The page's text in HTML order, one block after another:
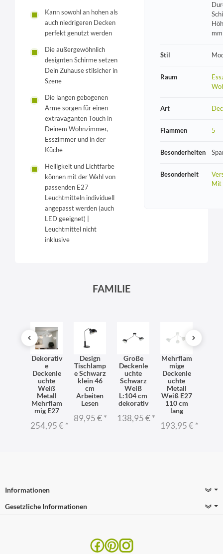
Kann sowohl an hohen als
auch niedrigeren Decken
perfekt genutzt werden
Die außergewöhnlich
designten Schirme setzen
Dein Zuhause stilsicher in
Szene
Die langen gebogenen
Arme sorgen für einen
extravaganten Touch in
Deinem Wohnzimmer,
Esszimmer und in der
Küche
Helligkeit und Lichtfarbe
können mit der Wahl von
passenden E27
Leuchtmitteln individuell
angepasst werden (auch
LED geeignet) |
Leuchtmittel nicht
inklusive
mm
Stil
Raum
Art
Flammen 5
Besonderheiten
Besonderheit
Mit
FAMILIE
Dekorativ
e
Deckenle
uchte
Weiß
Metall
Mehrflam
mig E27
254,95 €*
Design
Tischlamp
e Schwarz
klein 46
cm
Arbeiten
Lesen
89,95 €*
Große
Deckenle
uchte
Schwarz
Weiß
L:104 cm
dekorativ
138,95 €*
Mehrflam
mige
Deckenle
uchte
Metall
Weiß E27
110 cm
lang
193,95 €*
Informationen
Gesetzliche Informationen